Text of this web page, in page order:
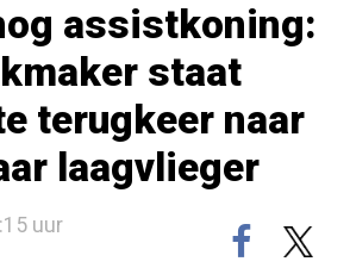
assistkoning:
staat
terugkeer naar
laagvlieger
uur